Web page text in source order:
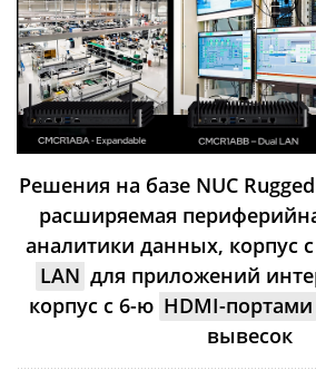
Решения на базе NUC
расширяемая
аналитики данных, корпус
LAN для приложений
корпус с 6-ю HDMI-портами
вывесок